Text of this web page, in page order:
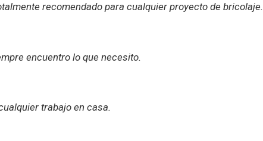
recomendado para cualquier proyecto de bricolaje.
encuentro lo que necesito.
trabajo en casa.